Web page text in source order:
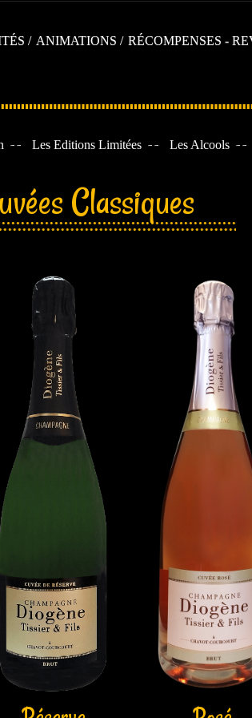
ANIMATIONS RÉCOMPENSES -
Les Editions Limitées Les Alcools
Classiques